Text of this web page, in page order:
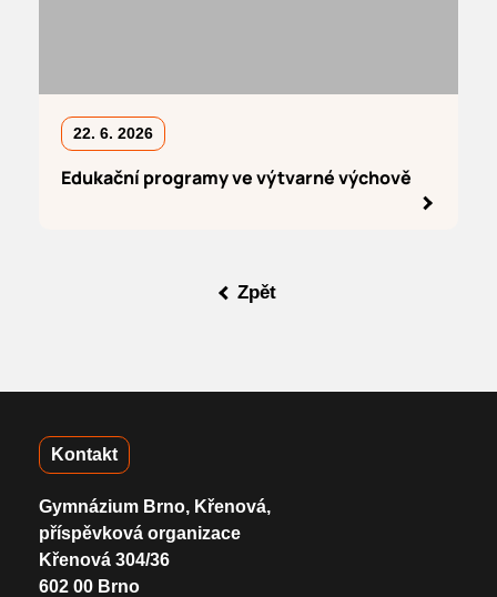
22. 6. 2026
Edukační programy ve výtvarné výchově
Zpět
Kontakt
Gymnázium Brno, Křenová,
příspěvková organizace
Křenová 304/36
602 00 Brno